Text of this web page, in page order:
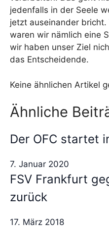
jedenfalls in der Seele
jetzt auseinander
waren wir nämlich eine
wir haben unser Ziel
das Entscheidende.
Keine ähnlichen Artikel
Ähnliche
Der OFC startet
7. Januar 2020
FSV Frankfurt
zurück
17. März 2018